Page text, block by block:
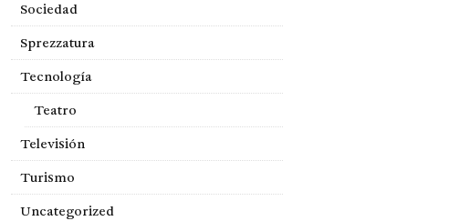
Sociedad
Sprezzatura
Tecnología
Teatro
Televisión
Turismo
Uncategorized